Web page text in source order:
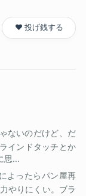
❤️ 投げ銭する
ないのだけど、だ
インドタッチとか
思...
よったらパン屋再
やりにくい。ブラ